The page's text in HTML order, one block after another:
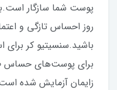
پوست شما سازگار
روز احساس تازگی و
باشید.سنسیتیو کر برای
برای پوست‌های حساس